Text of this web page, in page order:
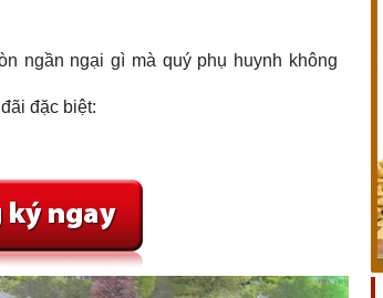
ngần ngại gì mà quý phụ huynh không
đặc biệt: